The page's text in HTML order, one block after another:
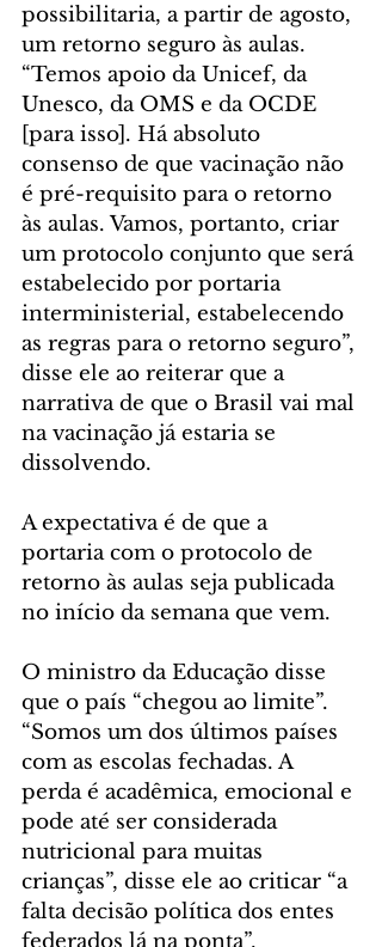
possibilitaria, a partir de agosto,
um retorno seguro às aulas.
“Temos apoio da Unicef, da
Unesco, da OMS e da OCDE
[para isso]. Há absoluto
consenso de que vacinação não
é pré-requisito para o retorno
às aulas. Vamos, portanto, criar
um protocolo conjunto que será
estabelecido por portaria
interministerial, estabelecendo
as regras para o retorno seguro”,
disse ele ao reiterar que a
narrativa de que o Brasil vai mal
na vacinação já estaria se
dissolvendo.
A expectativa é de que a
portaria com o protocolo de
retorno às aulas seja publicada
no início da semana que vem.
O ministro da Educação disse
que o país “chegou ao limite”.
“Somos um dos últimos países
com as escolas fechadas. A
perda é acadêmica, emocional e
pode até ser considerada
nutricional para muitas
crianças”, disse ele ao criticar “a
falta decisão política dos entes
federados lá na ponta”.